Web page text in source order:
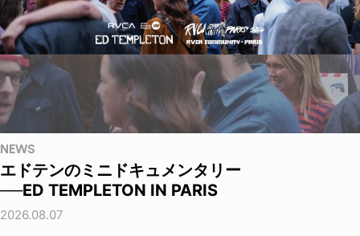
NEWS
エドテンのミニドキュメンタリー
──ED TEMPLETON IN PARIS
2026.08.07